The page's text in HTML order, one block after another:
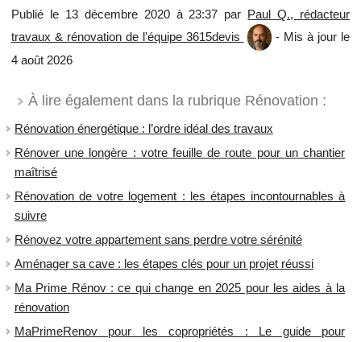
Publié le 13 décembre 2020 à 23:37 par Paul Q., rédacteur
travaux & rénovation de l'équipe 3615devis
- Mis à jour le
4 août 2026
À lire également dans la rubrique Rénovation :
Rénovation énergétique : l’ordre idéal des travaux
Rénover une longère : votre feuille de route pour un chantier
maîtrisé
Rénovation de votre logement : les étapes incontournables à
suivre
Rénovez votre appartement sans perdre votre sérénité
Aménager sa cave : les étapes clés pour un projet réussi
​Ma Prime Rénov : ce qui change en 2025 pour les aides à la
rénovation
MaPrimeRenov pour les copropriétés : Le guide pour